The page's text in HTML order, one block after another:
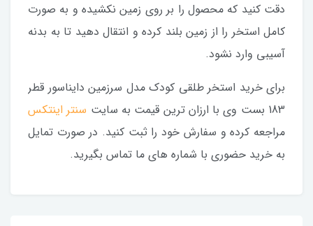
دقت کنید که محصول را بر روی زمین نکشیده و به صورت
کامل استخر را از زمین بلند کرده و انتقال دهید تا به بدنه
آسیبی وارد نشود.
برای خرید استخر طلقی کودک مدل سرزمین دایناسور قطر
183 بست وی با ارزان ترین قیمت به سایت
سنتر اینتکس
مراجعه کرده و سفارش خود را ثبت کنید. در صورت تمایل
به خرید حضوری با شماره های ما تماس بگیرید.